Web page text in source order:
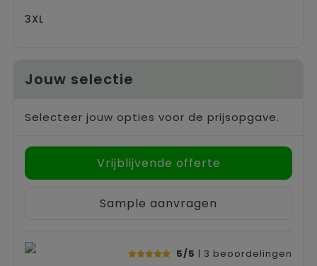
3XL
Jouw selectie
Selecteer jouw opties voor de prijsopgave.
Vrijblijvende offerte
Sample aanvragen
5/5 | 3 beoordelingen